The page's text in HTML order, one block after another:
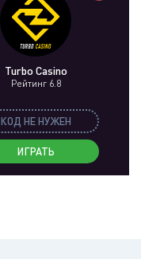
Turbo Casino
Рейтинг 6.8
КОД НЕ НУЖЕН
ИГРАТЬ